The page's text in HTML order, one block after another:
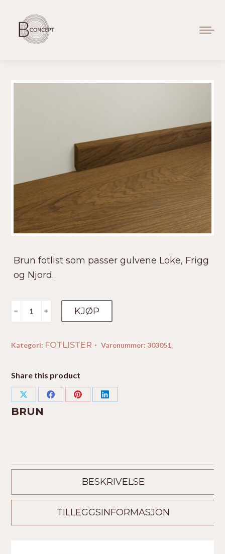
BRUN
Brun fotlist som passer gulvene Loke, Frigg
og Njord.
﹣ ﹢ KJØP
Kategori: FOTLISTER Varenummer:303051
Share this product
Share
on
Share Share Share
BESKRIVELSE
TILLEGGSINFORMASJON